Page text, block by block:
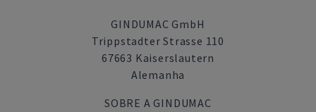
GINDUMAC GmbH
Trippstadter Strasse 110
67663 Kaiserslautern
Alemanha
SOBRE A GINDUMAC